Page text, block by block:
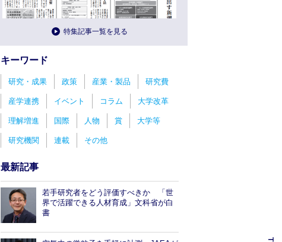
特集記事一覧を見る
キーワード
研究・成果 政策 産業・製品 研究費
産学連携 イベント コラム 大学改革
理解増進 国際 人物 賞 大学等
研究機関 連載 その他
最新記事
若手研究者をどう評価すべきか 「世
界で活躍できる人材育成」文科省が白
書